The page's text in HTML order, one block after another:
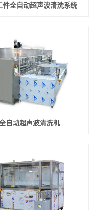
件全自动超声波清洗系统
自动超声波清洗机